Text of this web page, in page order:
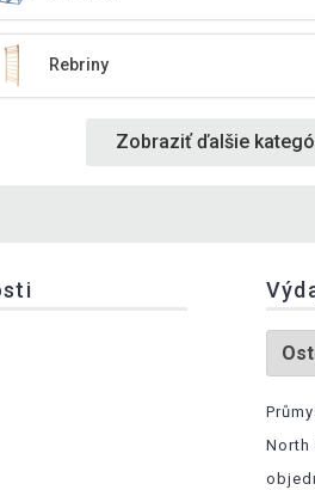
Rebriny
Zobraziť ďalšie
North